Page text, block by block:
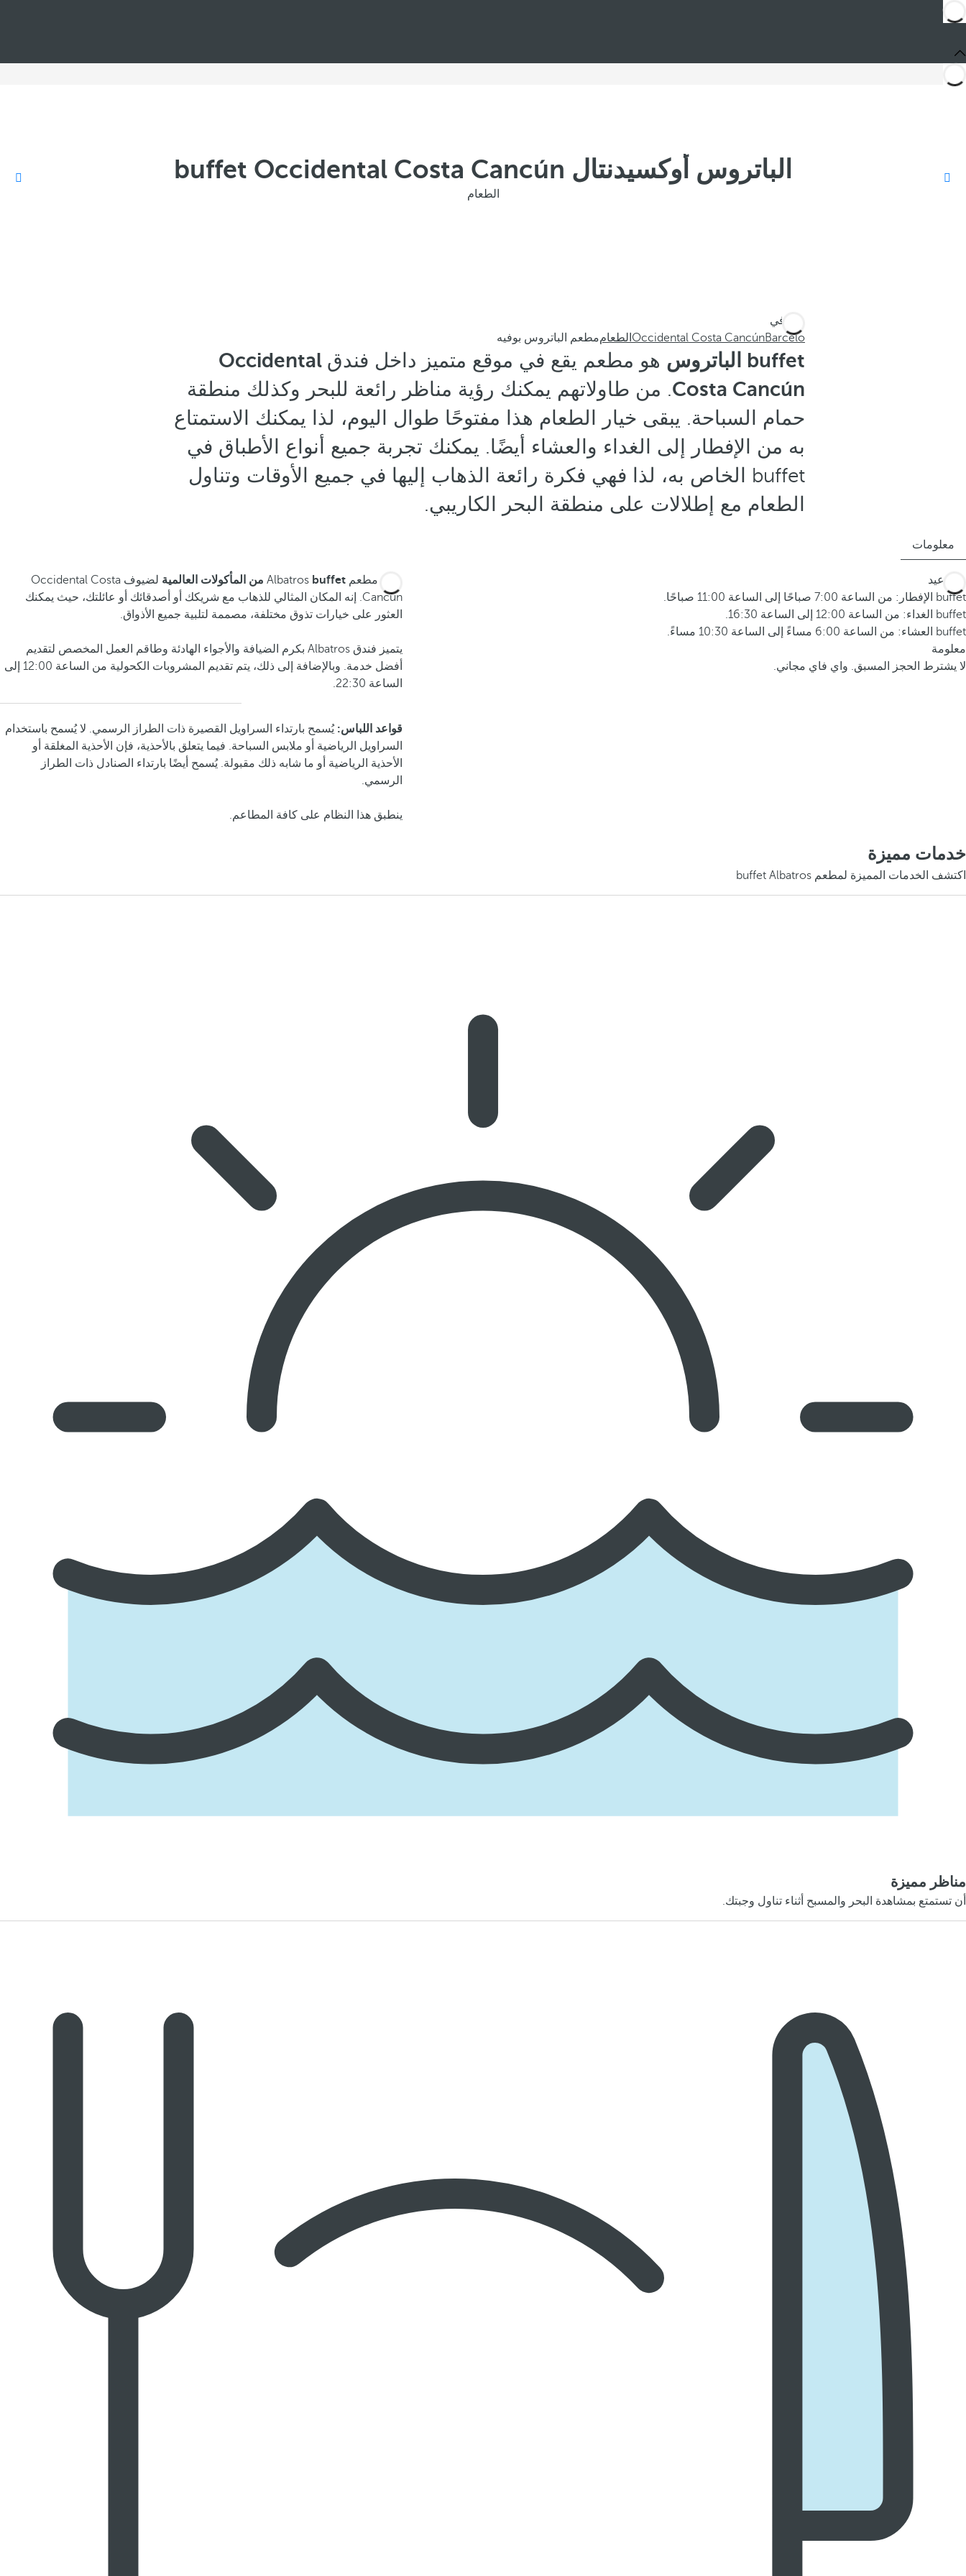
الباتروس أوكسيدنتال buffet Occidental Costa Cancún
الطعام
أنت في
Barceló
Occidental Costa Cancún الطعاممطعم الباتروس بوفيه
buffet الباتروس هو مطعم يقع في موقع متميز داخل فندق Occidental
Costa Cancún. من طاولاتهم يمكنك رؤية مناظر رائعة للبحر وكذلك منطقة
حمام السباحة. يبقى خيار الطعام هذا مفتوحًا طوال اليوم، لذا يمكنك الاستمتاع
به من الإفطار إلى الغداء والعشاء أيضًا. يمكنك تجربة جميع أنواع الأطباق في
buffet الخاص به، لذا فهي فكرة رائعة الذهاب إليها في جميع الأوقات وتناول
الطعام مع إطلالات على منطقة البحر الكاريبي.
معلومات
يقدم مطعم Albatros buffet من المأكولات العالمية
لضيوف Occidental Costa
Cancún. إنه المكان المثالي للذهاب مع شريكك أو أصدقائك أو عائلتك، حيث يمكنك
العثور على خيارات تذوق مختلفة، مصممة لتلبية جميع الأذواق.
يتميز فندق Albatros بكرم الضيافة والأجواء الهادئة وطاقم العمل المخصص لتقديم
أفضل خدمة. وبالإضافة إلى ذلك، يتم تقديم المشروبات الكحولية من الساعة 12:00 إلى
الساعة 22:30.
قواعد اللباس:يُسمح بارتداء السراويل القصيرة ذات الطراز الرسمي. لا يُسمح باستخدام
السراويل الرياضية أو ملابس السباحة. فيما يتعلق بالأحذية، فإن الأحذية المغلقة أو
الأحذية الرياضية أو ما شابه ذلك مقبولة. يُسمح أيضًا بارتداء الصنادل ذات الطراز
الرسمي.
ينطبق هذا النظام على كافة المطاعم.
المواعيد
buffet الإفطار: من الساعة 7:00 صباحًا إلى الساعة 11:00 صباحًا.
buffet الغداء: من الساعة 12:00 إلى الساعة 16:30.
buffet العشاء: من الساعة 6:00 مساءً إلى الساعة 10:30 مساءً.
معلومة
لا يشترط الحجز المسبق. واي فاي مجاني.
خدمات مميزة
اكتشف الخدمات المميزة لمطعم buffet Albatros
مناظر مميزة
أن تستمتع بمشاهدة البحر والمسبح أثناء تناول وجبتك.